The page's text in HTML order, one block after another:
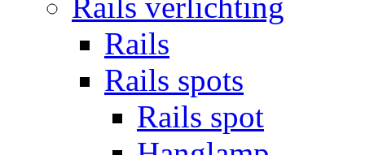
Rails
Rails spots
Rails spot